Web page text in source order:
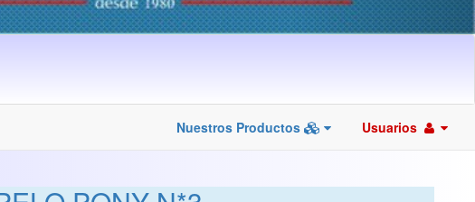
Nuestros Productos Usuarios